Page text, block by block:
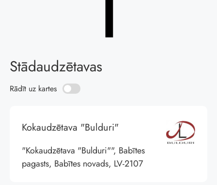
Stādaudzētavas
Rādīt uz kartes
Kokaudzētava "Bulduri"
"Kokaudzētava "Bulduri"", Babītes
pagasts, Babītes novads, LV-2107